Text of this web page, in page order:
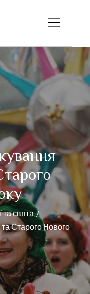
— Цікаві
новини та
статті на
яку тему
та свята
та Старого Нового